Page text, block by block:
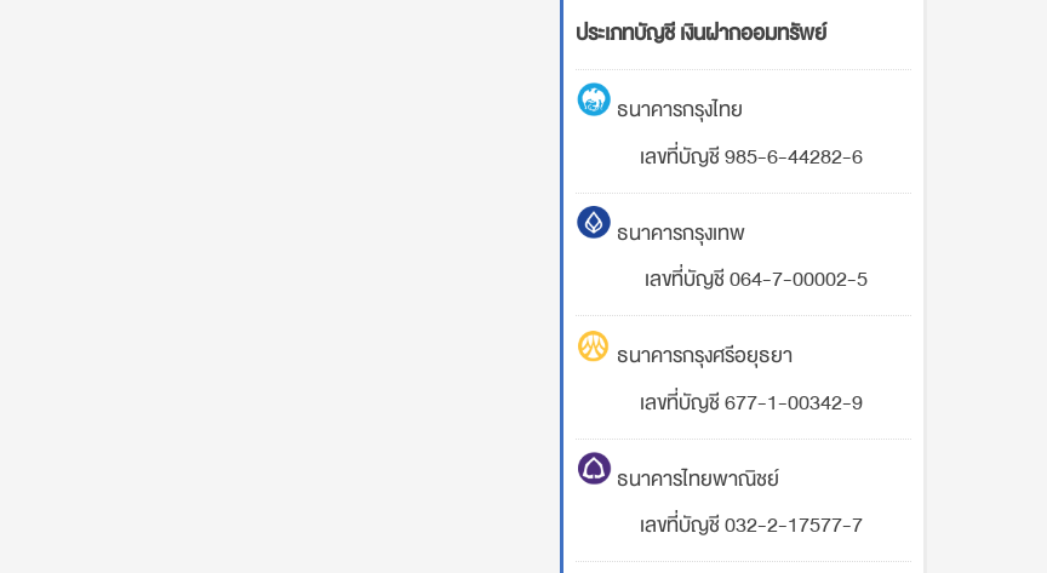
ประเภทบัญชี เงินฝากออมทรัพย์
ธนาคารกรุงไทย
เลขที่บัญชี 985-6-44282-6
ธนาคารกรุงเทพ
เลขที่บัญชี 064-7-00002-5
ธนาคารกรุงศรีอยุธยา
เลขที่บัญชี 677-1-00342-9
ธนาคารไทยพาณิชย์
เลขที่บัญชี 032-2-17577-7